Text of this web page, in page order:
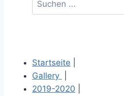
Startseite
Gallery
2019-2020